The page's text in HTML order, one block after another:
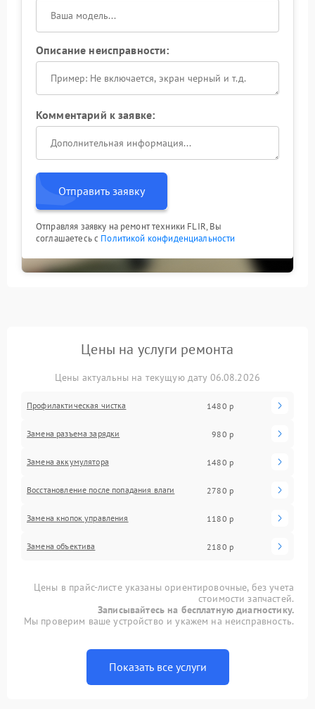
Описание неисправности:
Комментарий к заявке:
Отправить заявку
Отправляя заявку на ремонт техники FLIR, Вы
соглашаетесь с Политикой конфиденциальности
Цены на услуги ремонта
Цены актуальны на текущую дату 06.08.2026
Профилактическая чистка 1480 р
Замена разъема зарядки 980 р
Замена аккумулятора 1480 р
Восстановление после попадания влаги 2780 р
Замена кнопок управления 1180 р
Замена объектива 2180 р
Цены в прайс-листе указаны ориентировочные, без учета
стоимости запчастей.
Записывайтесь на бесплатную диагностику.
Мы проверим ваше устройство и укажем на неисправность.
Показать все услуги